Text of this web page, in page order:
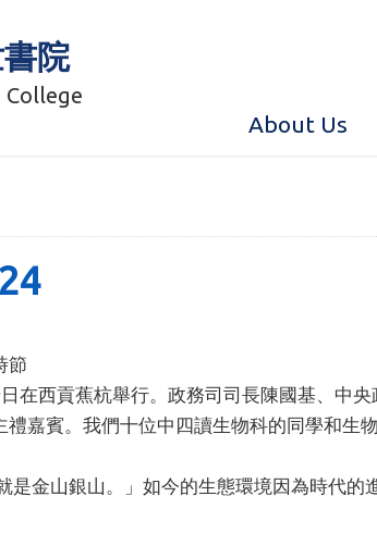
院
College
About Us
節
日在西貢蕉杭舉行。政務司司長陳國基、中
嘉賓。我們十位中四讀生物科的同學和生
是金山銀山。」如今的生態環境因為時代